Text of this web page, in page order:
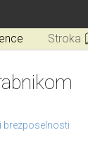
Stroka
brezposelnosti